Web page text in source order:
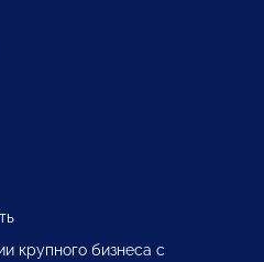
крупного бизнеса с